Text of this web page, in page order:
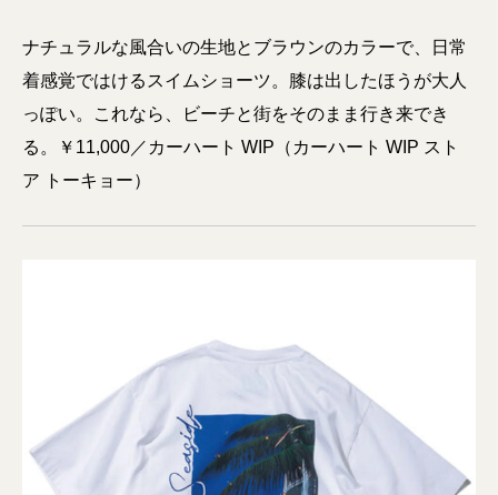
ナチュラルな風合いの生地とブラウンのカラーで、日常
着感覚ではけるスイムショーツ。膝は出したほうが大人
っぽい。これなら、ビーチと街をそのまま行き来でき
る。￥11,000／カーハート WIP（カーハート WIP スト
ア トーキョー）